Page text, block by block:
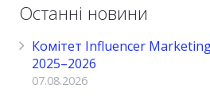
Останні новини
Комітет Influencer
2025–2026
07.08.2026